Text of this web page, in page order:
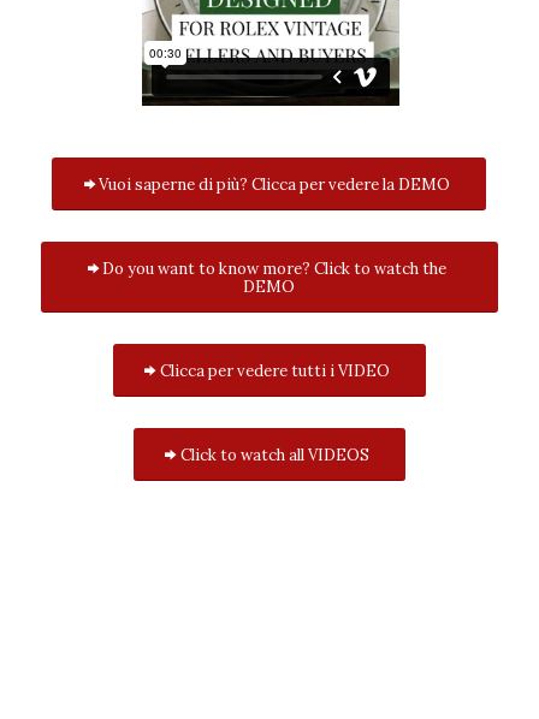
Vuoi saperne di più? Clicca per vedere la DEMO
Do you want to know more? Click to watch the
DEMO
Clicca per vedere tutti i VIDEO
Click to watch all VIDEOS